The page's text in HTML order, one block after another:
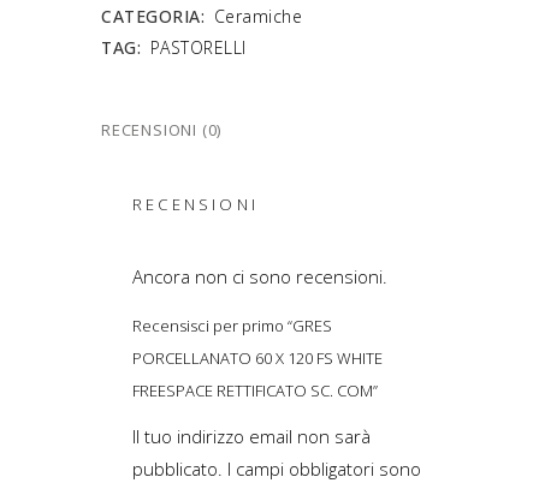
CATEGORIA: Ceramiche
TAG: PASTORELLI
RECENSIONI (0)
RECENSIONI
Ancora non ci sono recensioni.
Recensisci per primo “GRES
PORCELLANATO 60 X 120 FS WHITE
FREESPACE RETTIFICATO SC. COM”
Il tuo indirizzo email non sarà
pubblicato. I campi obbligatori sono